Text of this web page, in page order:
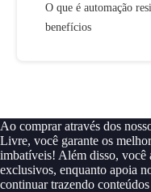
O que é automação
benefícios
Ao comprar através dos
Livre, você garante os
imbatíveis! Além disso, você
exclusivos, enquanto apoia
continuar trazendo